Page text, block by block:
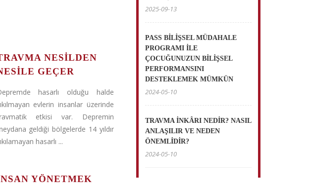
NESILDEN
GEÇER
hasarlı olduğu halde
evlerin insanlar üzerinde
etkisi var. Depremin
geldiği bölgelerde 14 yıldır
hasarlı ...
YÖNETMEK
2025-09-13
PASS BİLİŞSEL MÜDAHALE
PROGRAMI İLE
ÇOCUĞUNUZUN BİLİŞSEL
PERFORMANSINI
DESTEKLEMEK MÜMKÜN
2024-05-10
TRAVMA İNKÂRI NEDİR? NASIL
ANLAŞILIR VE NEDEN
ÖNEMLİDİR?
2024-05-10